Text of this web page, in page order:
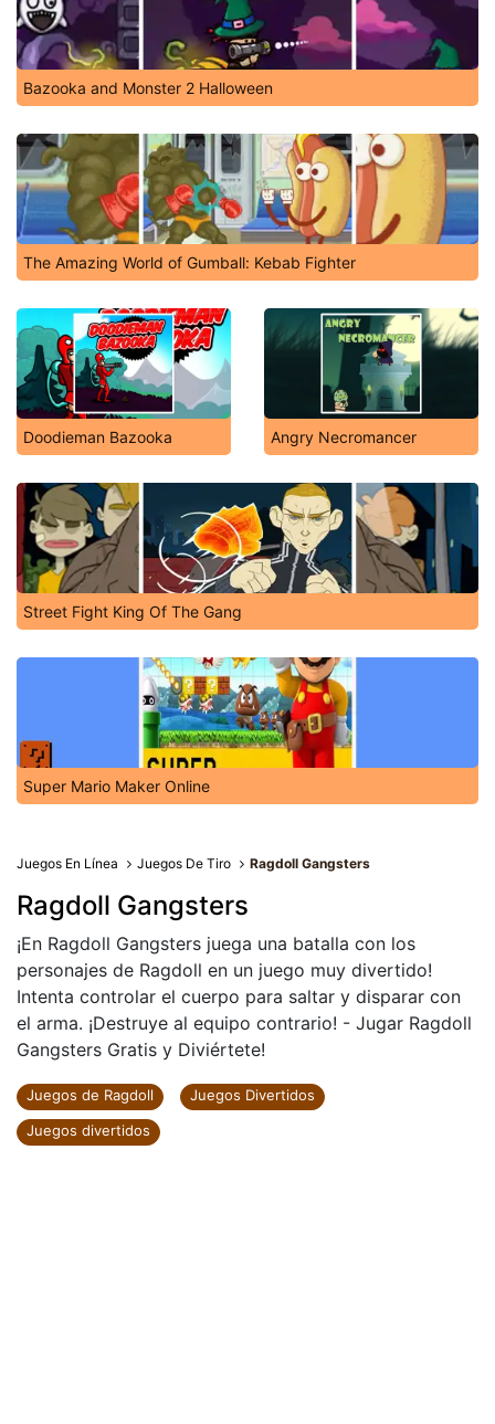
Bazooka and Monster 2 Halloween
The Amazing World of Gumball: Kebab Fighter
Doodieman Bazooka Angry Necromancer
Street Fight King Of The Gang
Super Mario Maker Online
Juegos En Línea Juegos De Tiro Ragdoll Gangsters
Ragdoll Gangsters
¡En Ragdoll Gangsters juega una batalla con los
personajes de Ragdoll en un juego muy divertido!
Intenta controlar el cuerpo para saltar y disparar con
el arma. ¡Destruye al equipo contrario! - Jugar Ragdoll
Gangsters Gratis y Diviértete!
Juegos de Ragdoll
Juegos Divertidos
Juegos divertidos